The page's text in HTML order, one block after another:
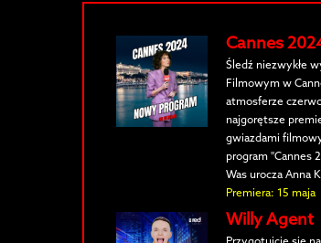
Cannes
Śledź niezwykłe
Filmowym w
atmosferze
najgorętsze
gwiazdami
program "Cannes
Was urocza Anna
Premiera: 15 maja
Willy Agent